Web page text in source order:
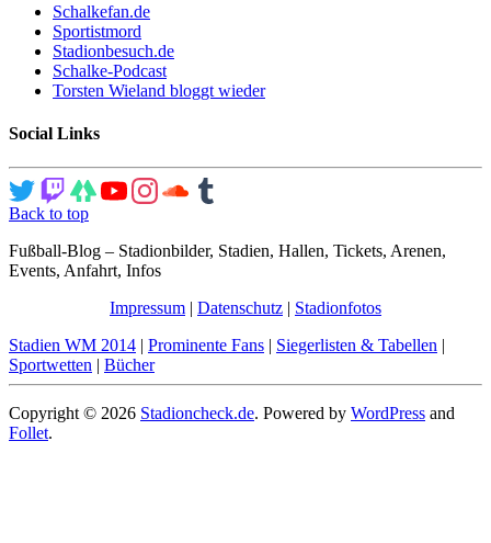
Schalkefan.de
Sportistmord
Stadionbesuch.de
Schalke-Podcast
Torsten Wieland bloggt wieder
Social Links
Back to top
Fußball-Blog – Stadionbilder, Stadien, Hallen, Tickets, Arenen,
Events, Anfahrt, Infos
Impressum | Datenschutz | Stadionfotos
Stadien WM 2014 | Prominente Fans | Siegerlisten & Tabellen |
Sportwetten | Bücher
Copyright © 2026 Stadioncheck.de. Powered by WordPress and
Follet.